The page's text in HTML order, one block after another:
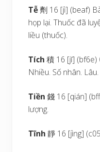
Tễ劑 16 [jì] (beaf)
họp lại. Thuốc đã
liều (thuốc).
Tích積 16 [jī] (bf6e)
Nhiều. Số nhân.
Tiền錢 16 [qián]
lượng.
Tĩnh靜 16 [jìng]